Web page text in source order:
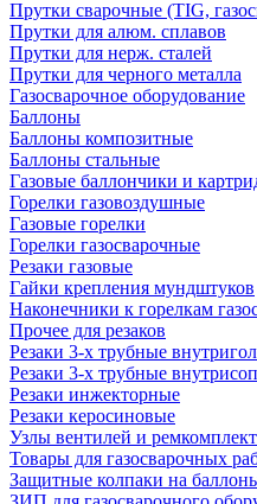
Прутки сварочные (TIG,
Прутки для алюм. сплавов
Прутки для нерж. сталей
Прутки для черного металла
Газосварочное оборудование
Баллоны
Баллоны композитные
Баллоны стальные
Газовые баллончики и
Горелки газовоздушные
Газовые горелки
Горелки газосварочные
Резаки газовые
Гайки крепления мундштуков
Наконечники к горелкам
Прочее для резаков
Резаки 3-х трубные
Резаки 3-х трубные
Резаки инжекторные
Резаки керосиновые
Узлы вентилей и
Товары для газосварочных
Защитные колпаки на